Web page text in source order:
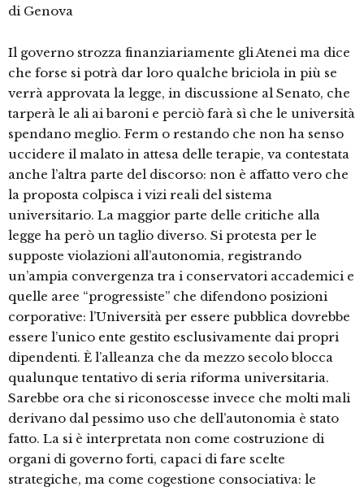
di Genova
Il governo strozza finanziariamente gli Atenei ma dice
che forse si potrà dar loro qualche briciola in più se
verrà approvata la legge, in discussione al Senato, che
tarperà le ali ai baroni e perciò farà sì che le università
spendano meglio. Ferm o restando che non ha senso
uccidere il malato in attesa delle terapie, va contestata
anche l’altra parte del discorso: non è affatto vero che
la proposta colpisca i vizi reali del sistema
universitario. La maggior parte delle critiche alla
legge ha però un taglio diverso. Si protesta per le
supposte violazioni all’autonomia, registrando
un’ampia convergenza tra i conservatori accademici e
quelle aree “progressiste” che difendono posizioni
corporative: l’Università per essere pubblica dovrebbe
essere l’unico ente gestito esclusivamente dai propri
dipendenti. È l’alleanza che da mezzo secolo blocca
qualunque tentativo di seria riforma universitaria.
Sarebbe ora che si riconoscesse invece che molti mali
derivano dal pessimo uso che dell’autonomia è stato
fatto. La si è interpretata non come costruzione di
organi di governo forti, capaci di fare scelte
strategiche, ma come cogestione consociativa: le